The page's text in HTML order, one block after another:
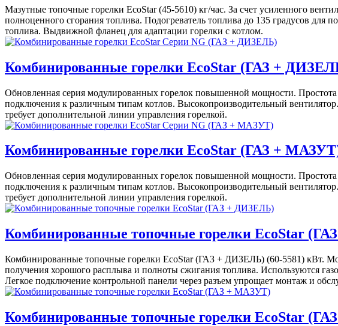
Мазутные топочные горелки EcoStar (45-5610) кг/час. За счет усиленного
полноценного сгорания топлива. Подогреватель топлива до 135 градусов
топлива. Выдвижной фланец для адаптации горелки с котлом.
Комбинированные горелки EcoStar (ГАЗ +
Обновленная серия модулированных горелок повышенной мощности. Простота
подключения к различным типам котлов. Высокопроизводительный
требует дополнительной линии управления горелкой.
Комбинированные горелки EcoStar (ГАЗ +
Обновленная серия модулированных горелок повышенной мощности. Простота
подключения к различным типам котлов. Высокопроизводительный
требует дополнительной линии управления горелкой.
Комбинированные топочные горелки EcoStar
Комбинированные топочные горелки EcoStar (ГАЗ + ДИЗЕЛЬ) (60-5581) кВт.
получения хорошого расплыва и полноты сжигания топлива. Используются
Легкое подключение контрольной панели через разъем упрощает монтаж и
Комбинированные топочные горелки EcoStar